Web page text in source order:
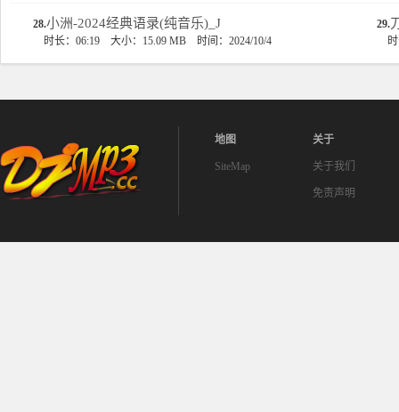
28.小洲-2024经典语录(纯音乐)_J
时长：06:19 大小：15.09 MB 时间：2024/10/4
29.
地图
SiteMap
关于
关于我们
免责声明